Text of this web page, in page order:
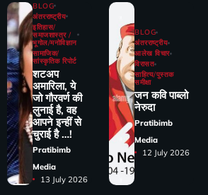
BLOG
अंतरराष्ट्रीय
इतिहास/
समाजशास्त्र /
भूगोल/मनोविज्ञान
सामाजिक/
सांस्कृतिक रिपोर्ट
शटअप
अमारिला, ये
जो गौरवर्ण की
लुनाई है, वह
आपने इन्हीं से
चुराई है …!
Pratibimb
Media
13 July 2026
BLOG
अंतरराष्ट्रीय
आलेख विचार
विरासत
साहित्य/पुस्तक
समीक्षा
जन कवि पाब्लो
नेरुदा
Pratibimb
Media
12 July 2026